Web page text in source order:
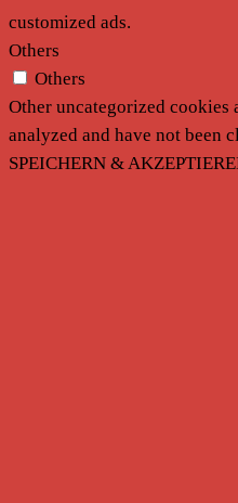
customized ads.
Others
Others
Other uncategorized cookies
analyzed and have not been
SPEICHERN &